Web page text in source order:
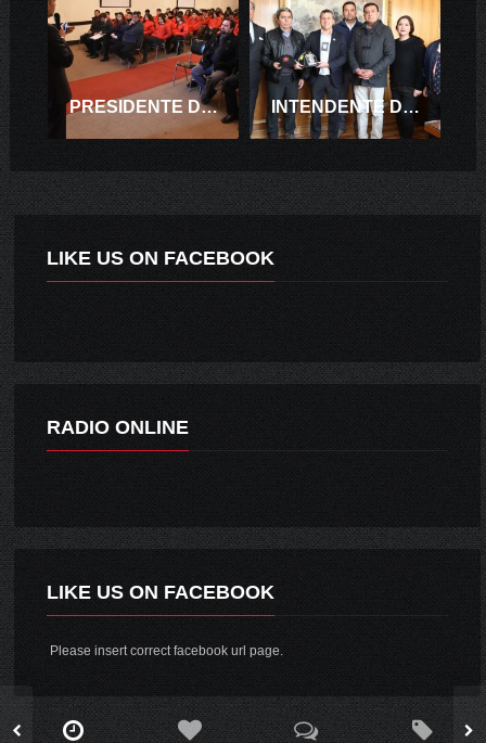
PRESIDENTE DE LA CORTE DE RANCAGUA DICTÓ CHARLA SOBRE RESPONSABILIDAD PENAL ADOLESCENTE A ESTUDIANTES INTENDENTE DE O’HIGGINS ES INVESTIDO COMO “BOMBERO DE EXCEPCIÓN” DE LA SEXTA COMPAÑÍA DE RANCAGUA.
LIKE US ON FACEBOOK
RADIO ONLINE
LIKE US ON FACEBOOK
Please insert correct facebook url page.